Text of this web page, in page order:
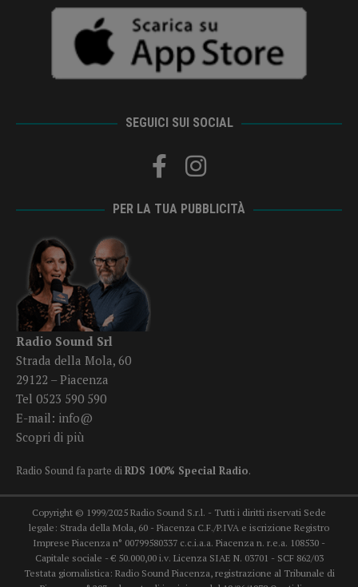
SEGUICI SUI SOCIAL
PER LA TUA PUBBLICITÀ
Radio Sound Srl
Strada della Mola, 60
29122 – Piacenza
Tel 0523 590 590
E-mail: info@
Scopri di più
Radio Sound fa parte diRDS 100% Special Radio.
Copyright © 1999/2025 Radio Sound S.r.l. - Tutti i diritti riservati Sede
legale: Strada della Mola, 60 - Piacenza C.F./P.IVA e iscrizione Registro
Imprese Piacenza n° 00799580337 c.c.i.a.a. Piacenza n. r.e.a. 108530 -
Capitale sociale - € 50.000,00 i.v. Licenza SIAE N. 03701 - SCF 862/03
Testata giornalistica: Radio Sound Piacenza, registrazione al Tribunale di